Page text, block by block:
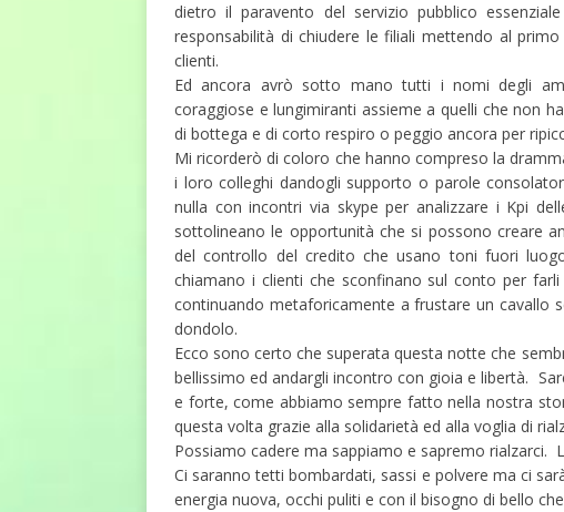
dietro il paravento del servizio pubblico
responsabilità di chiudere le filiali mettendo al
clienti.
Ed ancora avrò sotto mano tutti i nomi degli
coraggiose e lungimiranti assieme a quelli che non
di bottega e di corto respiro o peggio ancora per
Mi ricorderò di coloro che hanno compreso la
i loro colleghi dandogli supporto o parole
nulla con incontri via skype per analizzare i Kpi
sottolineano le opportunità che si possono creare
del controllo del credito che usano toni fuori
chiamano i clienti che sconfinano sul conto per
continuando metaforicamente a frustare un cavallo
dondolo.
Ecco sono certo che superata questa notte che
bellissimo ed andargli incontro con gioia e libertà.
e forte, come abbiamo sempre fatto nella nostra
questa volta grazie alla solidarietà ed alla voglia di
Possiamo cadere ma sappiamo e sapremo rialzarci.
Ci saranno tetti bombardati, sassi e polvere ma ci
energia nuova, occhi puliti e con il bisogno di bello